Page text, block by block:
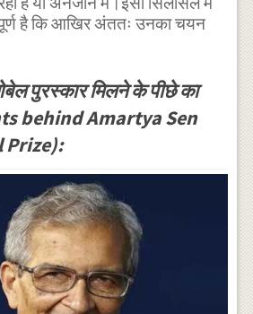
है कि आखिर अंततः उनका चयन
पुरस्कार मिलने के पीछे का
behind Amartya Sen
Prize):